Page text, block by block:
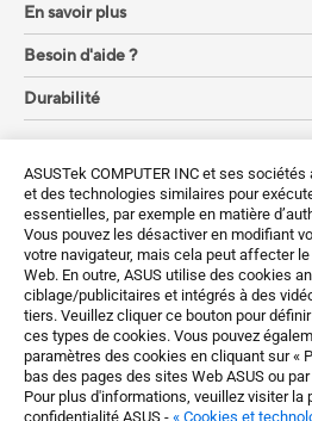
ASUSTek COMPUTER INC et ses
et des technologies similaires pour
essentielles, par exemple en matière
Vous pouvez les désactiver en modifiant
votre navigateur, mais cela peut affecter
Web. En outre, ASUS utilise des cookies
ciblage/publicitaires et intégrés à des
tiers. Veuillez cliquer ce bouton pour
ces types de cookies. Vous pouvez
paramètres des cookies en cliquant sur «
bas des pages des sites Web ASUS ou
Pour plus d'informations, veuillez visiter la
confidentialité ASUS - « Cookies et
En savoir plus
Besoin d'aide ?
Durabilité
Belgium / Français